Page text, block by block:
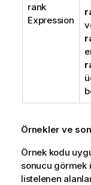
rank
Expression
Örnekler ve
Örnek kodu
sonucu görmek
listelenen